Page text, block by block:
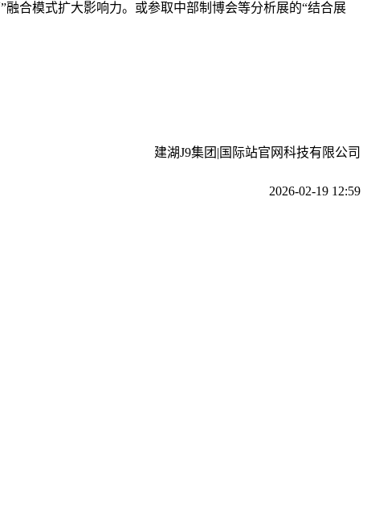
合模式扩大影响力。或参取中部制博会等分析展的“结合展
建湖J9集团|国际站官网科技有限公司
2026-02-19 12:59